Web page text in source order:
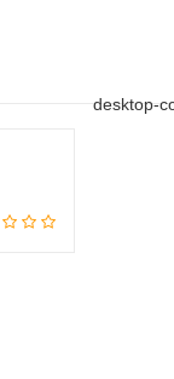
desktop-